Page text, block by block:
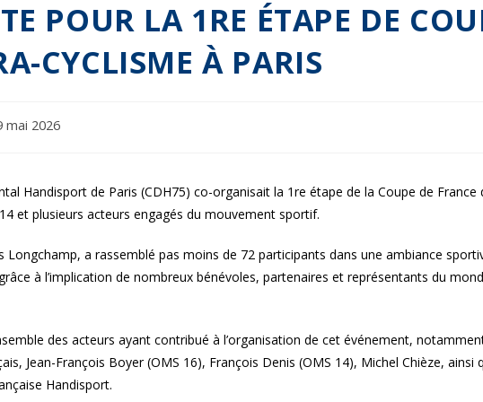
POUR LA 1RE ÉTAPE DE
CYCLISME À PARIS
mai 2026
Handisport de Paris (CDH75) co-organisait la 1re étape de la Coupe de France
et plusieurs acteurs engagés du mouvement sportif.
Longchamp, a rassemblé pas moins de 72 participants dans une ambiance
à l’implication de nombreux bénévoles, partenaires et représentants du
des acteurs ayant contribué à l’organisation de cet événement,
Jean-François Boyer (OMS 16), François Denis (OMS 14), Michel Chièze, ainsi
Handisport.